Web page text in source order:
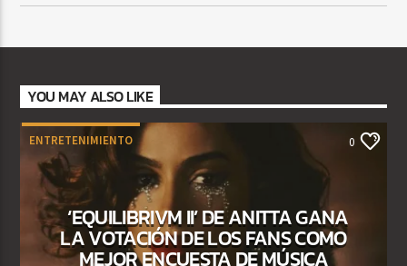
YOU MAY ALSO LIKE
ENTRETENIMIENTO 0
‘EQUILIBRIVM II’ DE ANITTA GANA
LA VOTACIÓN DE LOS FANS COMO
MEJOR ENCUESTA DE MÚSICA